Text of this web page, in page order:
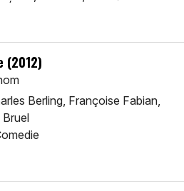
(2012)
Berling, Françoise Fabian,
Bruel